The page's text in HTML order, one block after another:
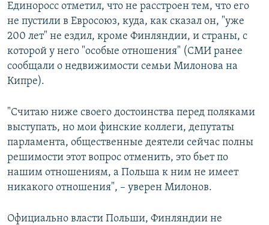
Единоросс отметил, что не расстроен тем, что его
не пустили в Евросоюз, куда, как сказал он, "уже
200 лет" не ездил, кроме Финляндии, и страны, с
которой у него "особые отношения" (СМИ ранее
сообщали о недвижимости семьи Милонова на
Кипре).
"Считаю ниже своего достоинства перед поляками
выступать, но мои финские коллеги, депутаты
парламента, общественные деятели сейчас полны
решимости этот вопрос отменить, это бьет по
нашим отношениям, а Польша к ним не имеет
никакого отношения", – уверен Милонов.
Официально власти Польши, Финляндии не